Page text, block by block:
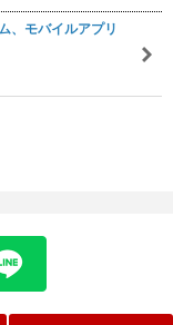
、モバイルアプリ